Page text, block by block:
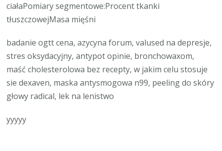
ciałaPomiary segmentowe:Procent tkanki
tłuszczowejMasa mięśni
badanie ogtt cena, azycyna forum, valused na depresje,
stres oksydacyjny, antypot opinie, bronchowaxom,
maść cholesterolowa bez recepty, w jakim celu stosuje
sie dexaven, maska antysmogowa n99, peeling do skóry
głowy radical, lek na lenistwo
yyyyy